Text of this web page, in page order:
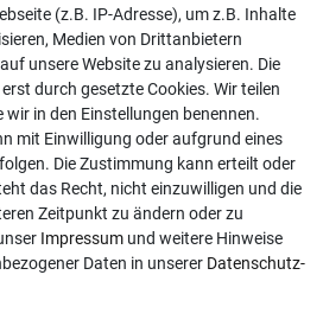
(z.B. IP-Adresse), um z.B. Inhalte
Medien von Drittanbietern
unsere Website zu analysieren. Die
durch gesetzte Cookies. Wir teilen
wir in den Einstellungen benennen.
mit Einwilligung oder aufgrund eines
Die Zustimmung kann erteilt oder
das Recht, nicht einzuwilligen und die
Zeitpunkt zu ändern oder zu
Impressum und weitere Hinweise
Daten in unserer Daten­schutz­